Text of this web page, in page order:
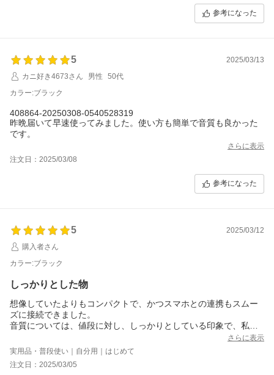
参考になった
5
2025/03/13
カニ好き4673さん
男性
50代
カラー:ブラック
408864-20250308-0540528319
昨晩届いて早速使ってみました。使い方も簡単で音質も良かった
です。
さらに表示
注文日：2025/03/08
参考になった
5
2025/03/12
購入者さん
カラー:ブラック
しっかりとした物
想像していたよりもコンパクトで、かつスマホとの連携もスムー
ズに接続できました。
音質については、値段に対し、しっかりとしている印象で、私に
とっては安価で良い物を購入できた印象です。長く使っても問題
なければ追加購入もありかなと思ってます。
さらに表示
実用品・普段使い｜自分用｜はじめて
注文日：2025/03/05